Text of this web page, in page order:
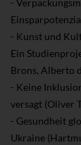
-
- Kunst und
Ein
Brons, Alberto
- Keine
versagt (Oliver
- Gesundheit
Ukraine